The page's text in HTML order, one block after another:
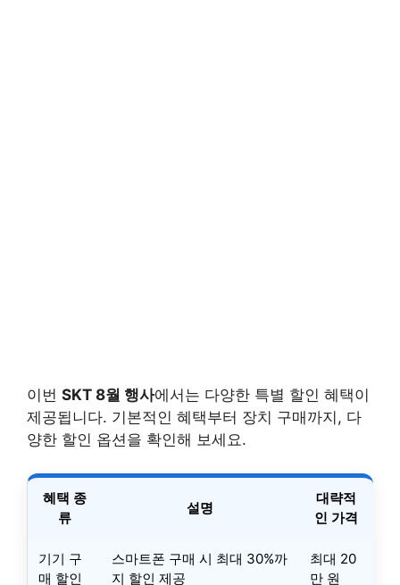
이번 SKT 8월 행사에서는 다양한 특별 할인 혜택이
제공됩니다. 기본적인 혜택부터 장치 구매까지, 다
양한 할인 옵션을 확인해 보세요.
혜택 종
류
설명
대략적
인 가격
기기 구
매 할인
스마트폰 구매 시 최대 30%까
지 할인 제공
최대 20
만 원